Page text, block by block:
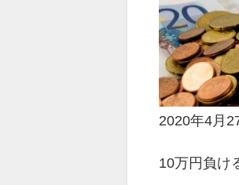
2020年4月
10万円負け